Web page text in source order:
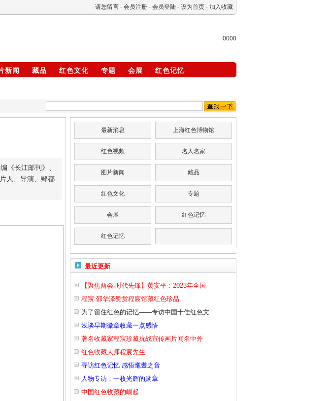
请您留言 - 会员注册 - 会员登陆 - 设为首页 - 加入收藏
0000
新闻 藏品 红色文化 专题 会展
红色记忆
《长江邮刊》、
人、导演、郢都
最新消息 上海红色博物馆
红色视频 名人名家
图片新闻 藏品
红色文化 专题
会展 红色记忆
红色记忆
最近更新
【聚焦两会·时代先锋】黄安平：2023年全国
程宸:邵华泽赞赏程宸馆藏红色珍品
为了留住红色的记忆——专访中国十佳红色文
浅谈早期徽章收藏一点感悟
著名收藏家程宸珍藏抗战宣传画片闻名中外
红色收藏大师程宸先生
寻访红色记忆 感悟耄耋之音
人物专访：一枚光辉的勋章
中国红色收藏的崛起